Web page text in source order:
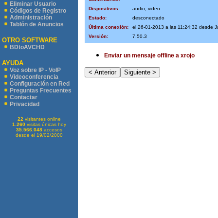
Eliminar Usuario
Códigos de Registro
Administración
Tablón de Anuncios
OTRO SOFTWARE
BDtoAVCHD
AYUDA
Voz sobre IP - VoIP
Videoconferencia
Configuración en Red
Preguntas Frecuentes
Contactar
Privacidad
22 visitantes online
1.260visitas únicas hoy
35.566.048accesos
desde el 19/02/2000
Dispositivos:
audio, video
Estado:
desconectado
Última conexión:
el 26-01-2013 a las 11:24:32 desde
Versión:
7.50.3
Enviar un mensaje offline a xrojo